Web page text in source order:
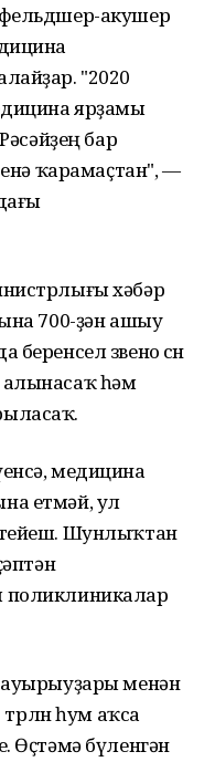
акушер
"2020
ярҙамы
бар
ҡарамаҫтан", —
хәбәр
700-ҙән ашыу
звено өсөн
һәм
медицина
етмәй, ул
Шунлыҡтан
менән
трлн һум аҡса
Өҫтәмә бүленгән